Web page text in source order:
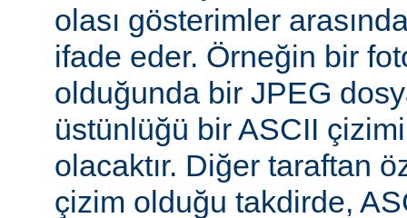
olası gösterimler
ifade eder. Örneğin bir
olduğunda bir JPEG
üstünlüğü bir ASCII
olacaktır. Diğer taraftan
çizim olduğu takdirde,